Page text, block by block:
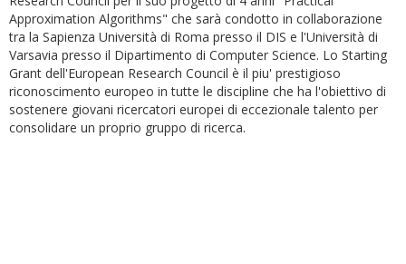
Approximation Algorithms" che sarà condotto in collaborazione
tra la Sapienza Università di Roma presso il DIS e l'Università di
Varsavia presso il Dipartimento di Computer Science. Lo Starting
Grant dell'European Research Council è il piu' prestigioso
riconoscimento europeo in tutte le discipline che ha l'obiettivo di
sostenere giovani ricercatori europei di eccezionale talento per
consolidare un proprio gruppo di ricerca.